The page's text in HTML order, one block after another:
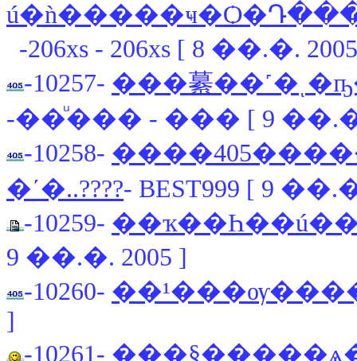
-206xs - 206xs [ 8 ��.�.
-10257- ���繤
-��ͧ��� - ��� [ 9 ��.�.
-10258-
�ʹ�..????- BEST999 [ 9
-10259-
9 ��.�. 2005 ]
-10260-
]
-10261-